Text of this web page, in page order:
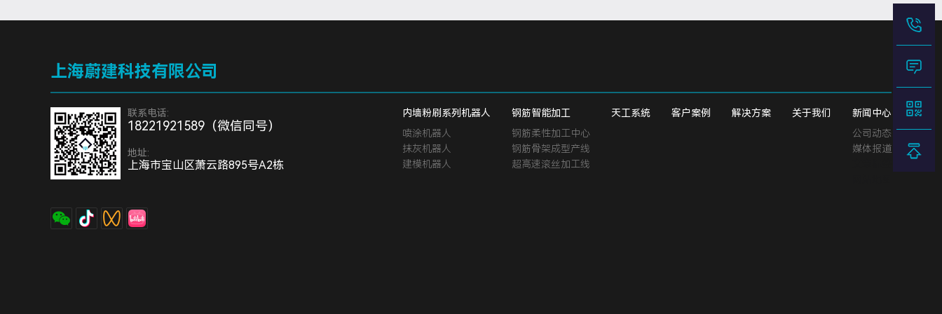
上海蔚建科技有限公司
联系电话:
18221921589（微信同号）
地址:
上海市宝山区萧云路895号A2栋
内墙粉刷系列机器人
喷涂机器人
抹灰机器人
建模机器人
钢筋智能加工
钢筋柔性加工中心
钢筋骨架成型产线
超高速滚丝加工线
天工系统 客户案例 解决方案 关于我们
新闻中心
公司动态
媒体报道